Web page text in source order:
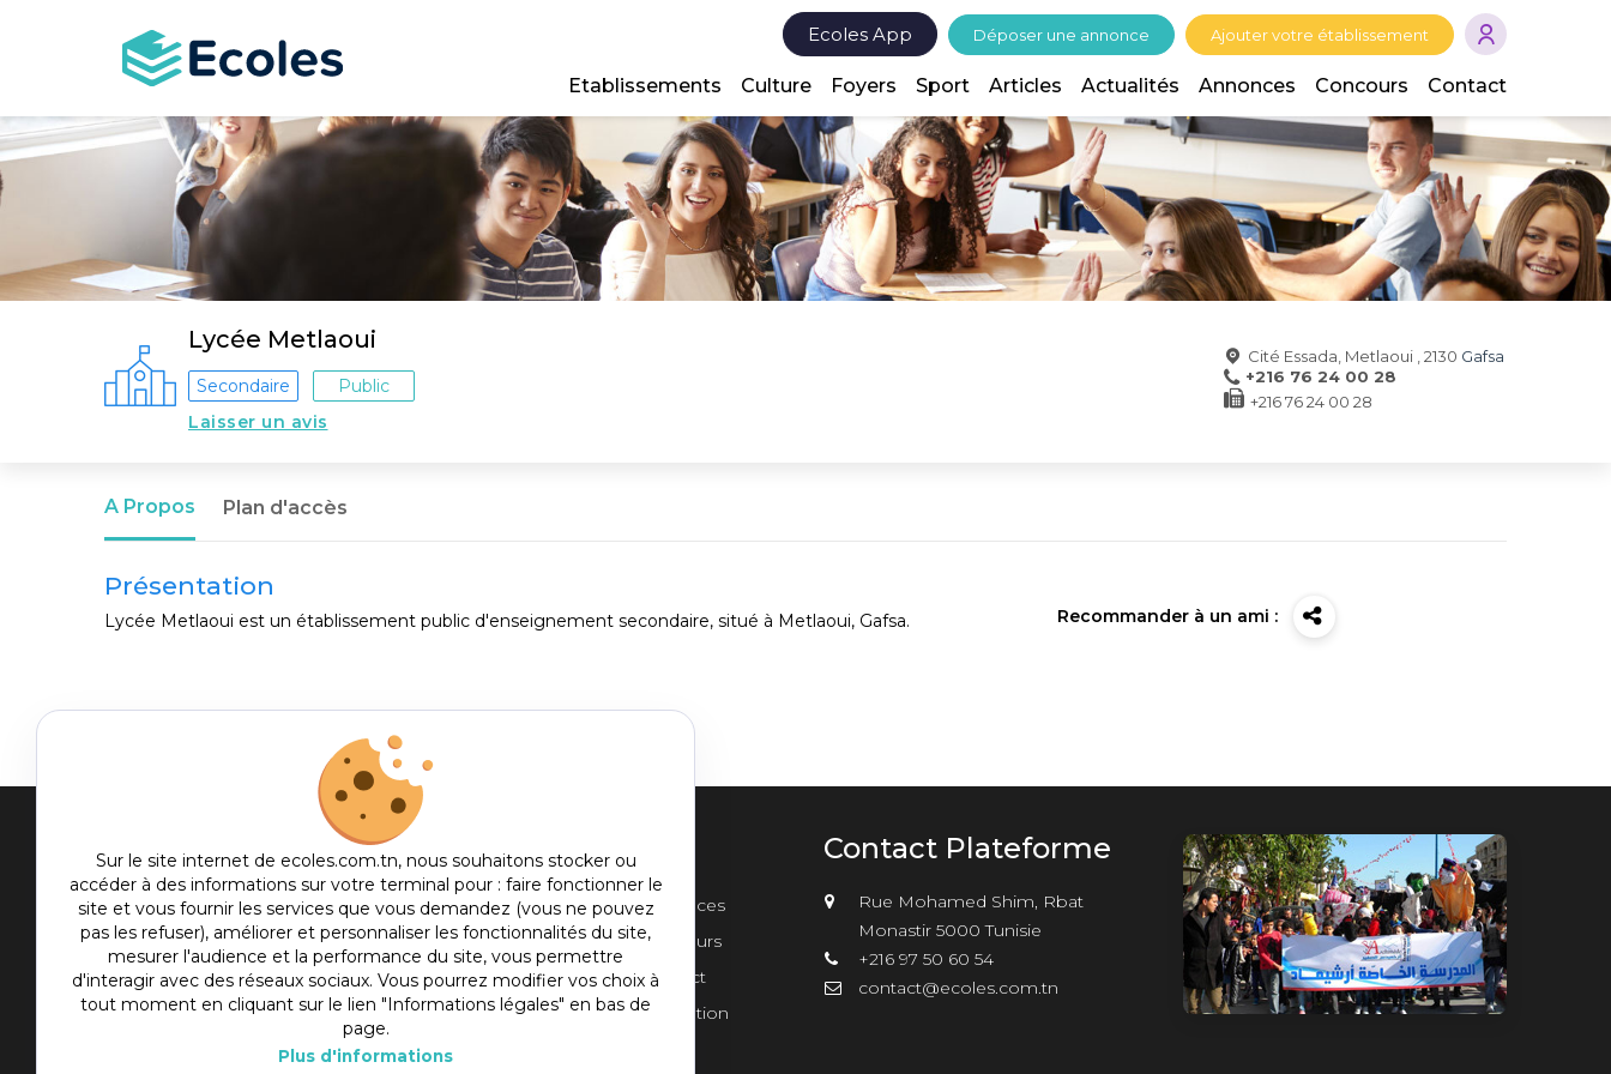
Ecoles App Déposer une annonce Ajouter votre établissement
Etablissements Culture Foyers Sport Articles Actualités Annonces Concours Contact
Lycée Metlaoui
Secondaire
Public
Laisser un avis
Cité Essada, Metlaoui , 2130 Gafsa
+216 76 24 00 28
+216 76 24 00 28
A Propos Plan d'accès
Présentation
Lycée Metlaoui est un établissement public d'enseignement secondaire, situé à Metlaoui, Gafsa. Recommander à un ami :
Sur le site internet de ecoles.com.tn, nous souhaitons stocker ou
accéder à des informations sur votre terminal pour : faire fonctionner le
site et vous fournir les services que vous demandez (vous ne pouvez
pas les refuser), améliorer et personnaliser les fonctionnalités du site,
mesurer l'audience et la performance du site, vous permettre
d'interagir avec des réseaux sociaux. Vous pourrez modifier vos choix à
tout moment en cliquant sur le lien "Informations légales" en bas de
page.
Plus d'informations
Menu
Etablissements
Culture
Sport
Articles
menu
footer2
Annonces
Concours
Contact
Inscription
Contact Plateforme
Rue Mohamed Shim, Rbat
Monastir 5000 Tunisie
+216 97 50 60 54
contact@ecoles.com.tn